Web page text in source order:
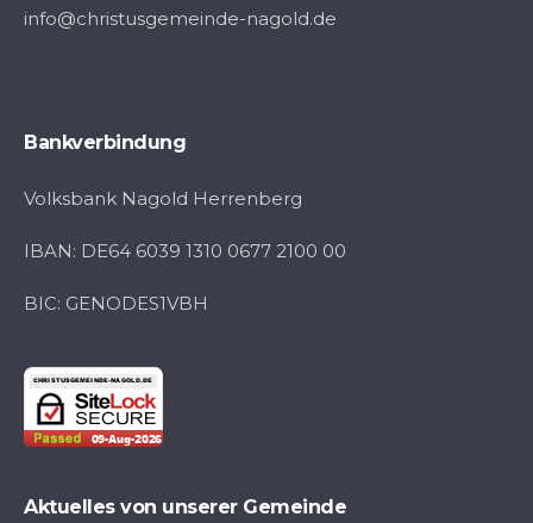
info@christusgemeinde-nagold.de
Bankverbindung
Volksbank Nagold Herrenberg
IBAN: DE64 6039 1310 0677 2100 00
BIC: GENODES1VBH
Aktuelles von unserer Gemeinde